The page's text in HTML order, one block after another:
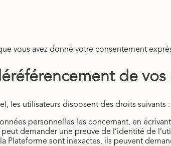
vous avez donné votre consentement
de
les utilisateurs disposent des droits suivants :
personnelles les concernant, en
demander une preuve de l’identité de
Plateforme sont inexactes, ils peuvent